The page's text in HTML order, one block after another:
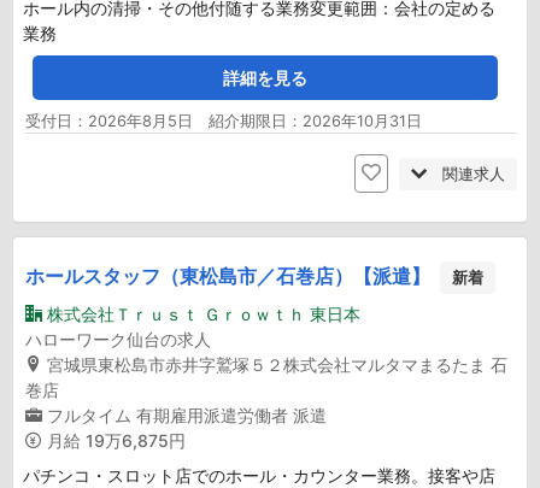
ホール内の清掃・その他付随する業務変更範囲：会社の定める
業務
詳細を見る
受付日：2026年8月5日 紹介期限日：2026年10月31日
関連求人
ホールスタッフ（東松島市／石巻店）【派遣】 新着
株式会社Ｔｒｕｓｔ Ｇｒｏｗｔｈ 東日本
ハローワーク仙台の求人
宮城県東松島市赤井字鷲塚５２株式会社マルタマまるたま 石
巻店
フルタイム 有期雇用派遣労働者 派遣
月給 19万6,875円
パチンコ・スロット店でのホール・カウンター業務。接客や店